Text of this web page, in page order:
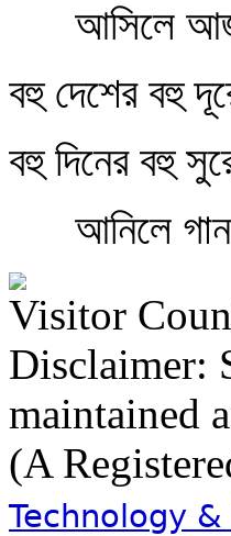
আসিলে আজ
বহু দেশের বহু
বহু দিনের বহু
আনিলে গান
Visitor
Disclaimer:
maintained
(A
Technology